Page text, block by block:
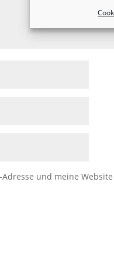
und meine